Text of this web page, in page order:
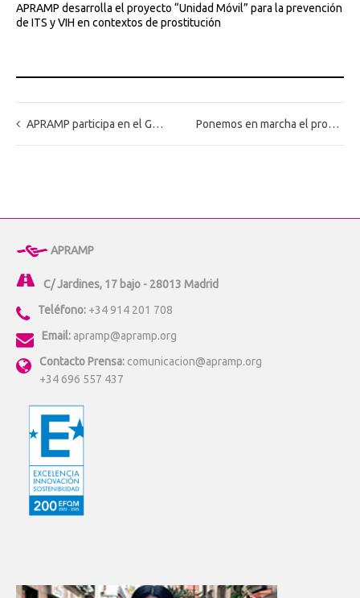
APRAMP desarrolla el proyecto “Unidad Móvil” para la prevención
de ITS y VIH en contextos de prostitución
APRAMP participa en el Grupo de Trabajo que elabora el informe “Trata de mujeres y niñas con discapacidad intelectual. Miradas compartidas y propuestas de cambios”. Ponemos en marcha el proyecto “Unidad de detección de víctimas de trata”
APRAMP
C/ Jardines, 17 bajo - 28013 Madrid
Teléfono: +34 914 201 708
Email: apramp@apramp.org
Contacto Prensa: comunicacion@apramp.org
+34 696 557 437